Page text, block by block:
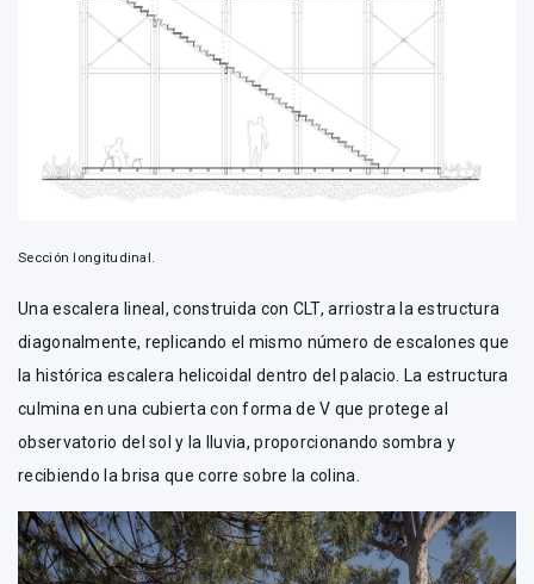
Sección longitudinal.
Una escalera lineal, construida con CLT, arriostra la estructura
diagonalmente, replicando el mismo número de escalones que
la histórica escalera helicoidal dentro del palacio. La estructura
culmina en una cubierta con forma de V que protege al
observatorio del sol y la lluvia, proporcionando sombra y
recibiendo la brisa que corre sobre la colina.